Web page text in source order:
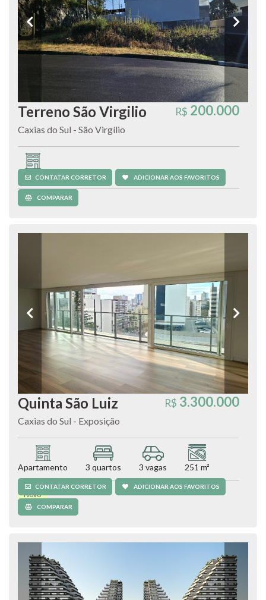
R$ 200.000
Terreno São Virgilio
Caxias do Sul - São Virgílio
TerrenoCONTATAR CORRETOR ADICIONAR AOS FAVORITOS
COMPARAR
R$ 3.300.000
Quinta São Luiz
Caxias do Sul - Exposição
Apartamento 3 quartos 3 vagas 251 m²
Novo
CONTATAR CORRETOR ADICIONAR AOS FAVORITOS
COMPARAR